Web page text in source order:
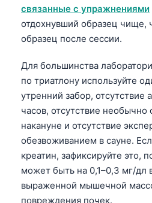
связанные с упражнениями
отдохнувший образец чище,
образец после сессии.
Для большинства
по триатлону используйте
утренний забор, отсутствие
часов, отсутствие
накануне и отсутствие
обезвоживанием в сауне.
креатин, зафиксируйте это,
может быть на 0,1–0,3 мг/дл
выраженной мышечной
повреждения почек.